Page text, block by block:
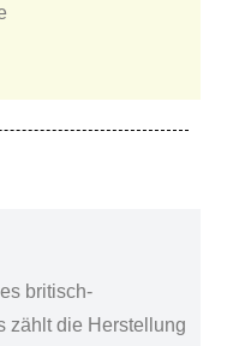
britisch-
zählt die Herstellung